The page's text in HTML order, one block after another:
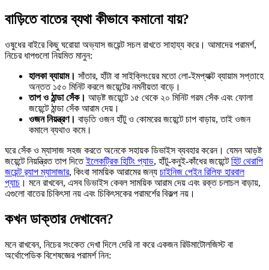
বাড়িতে বাতের ব্যথা কীভাবে কমানো যায়?
ওষুধের বাইরে কিছু ঘরোয়া অভ্যাস জয়েন্ট সচল রাখতে সাহায্য করে। আমাদের পরামর্শ,
নিচের ধাপগুলো নিয়মিত মানুন:
হালকা ব্যায়াম। সাঁতার, হাঁটা বা সাইক্লিংয়ের মতো লো-ইমপ্যাক্ট ব্যায়াম সপ্তাহে
অন্তত ১৫০ মিনিট করলে জয়েন্টের নমনীয়তা বাড়ে।
তাপ ও ঠান্ডা সেঁক। আড়ষ্ট জয়েন্টে ১৫ থেকে ২০ মিনিট গরম সেঁক এবং ফোলা
জয়েন্টে ঠান্ডা সেঁক আরাম দেয়।
ওজন নিয়ন্ত্রণ। বাড়তি ওজন হাঁটু ও কোমরের জয়েন্টে চাপ বাড়ায়, তাই ওজন
কমালে ব্যথাও কমে।
ঘরে সেঁক ও ম্যাসাজ সহজ করতে অনেকে সহায়ক ডিভাইস ব্যবহার করেন। যেমন আড়ষ্ট
জয়েন্টে নিয়ন্ত্রিত তাপ দিতেইলেকট্রিক হিটিং প্যাড, হাঁটু-কনুই-কাঁধের জয়েন্টেহিট থেরাপি
জয়েন্ট র‍্যাপ ম্যাসাজার, কিংবা সাময়িক আরামের জন্য চাইনিজ পেইন রিলিফ হারবাল
প্যাচ । মনে রাখবেন, এসব ডিভাইস কেবল সাময়িক আরাম দেয় এবং রক্ত চলাচল বাড়ায়,
এগুলো বাতের চিকিৎসা নয় এবং চিকিৎসকের পরামর্শের বিকল্প নয়।
কখন ডাক্তার দেখাবেন?
মনে রাখবেন, নিচের সংকেত দেখা দিলে দেরি না করে একজন রিউমাটোলজিস্ট বা
অর্থোপেডিক বিশেষজ্ঞের পরামর্শ নিন: